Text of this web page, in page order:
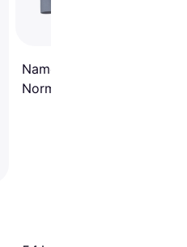
Name It Normal Pasform
Normal Sweatshirt - NEW